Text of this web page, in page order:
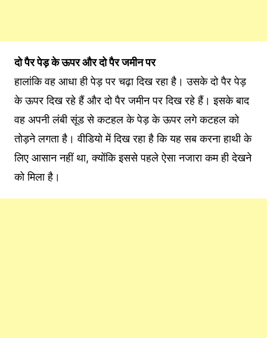
दो पैर पेड़ के ऊपर और दो पैर जमीन पर
हालांकि वह आधा ही पेड़ पर चढ़ा दिख रहा है। उसके दो पैर पेड़
के ऊपर दिख रहे हैं और दो पैर जमीन पर दिख रहे हैं। इसके बाद
वह अपनी लंबी सूंड से कटहल के पेड़ के ऊपर लगे कटहल को
तोड़ने लगता है। वीडियो में दिख रहा है कि यह सब करना हाथी के
लिए आसान नहीं था, क्योंकि इससे पहले ऐसा नजारा कम ही देखने
को मिला है।